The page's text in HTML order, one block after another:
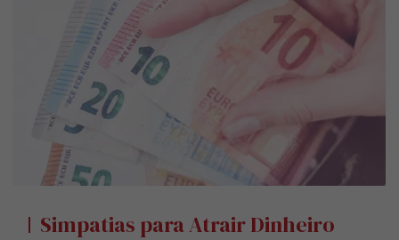
Simpatias para Atrair Dinheiro